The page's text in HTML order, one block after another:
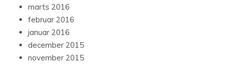
marts 2016
februar 2016
januar 2016
december 2015
november 2015